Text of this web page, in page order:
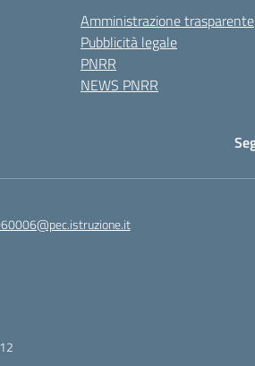
Amministrazione trasparente
Pubblicità legale
PNRR
NEWS PNRR